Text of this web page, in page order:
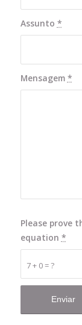
Assunto *
Mensagem *
7 + 0 = ?
Please prove
equation *